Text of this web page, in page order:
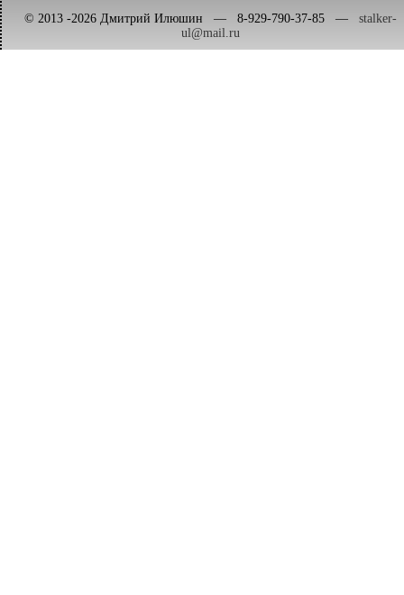
© 2013 -2026 Дмитрий Илюшин — 8-929-790-37-85 — stalker-
ul@mail.ru